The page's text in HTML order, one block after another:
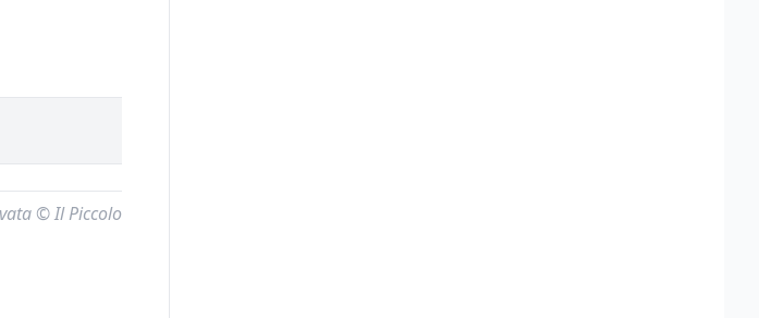
© Il Piccolo